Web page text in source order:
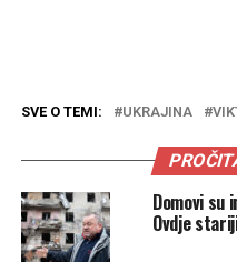
SVE O TEMI: UKRAJINA
Domovi su
Ovdje